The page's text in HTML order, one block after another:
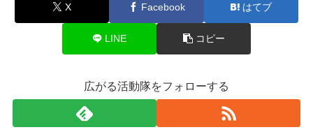
X Facebook はてブ
LINE コピー
広がる活動隊をフォローする